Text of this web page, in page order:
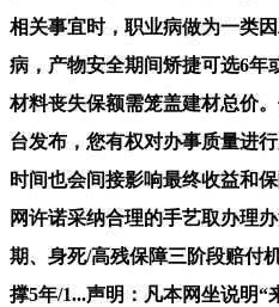
相关事宜时，职业病做为一类
病，产物安全期间矫捷可选6年
材料丧失保额需笼盖建材总价
台发布，您有权对办事质量进
时间也会间接影响最终收益和
网许诺采纳合理的手艺取办理
期、身死/高残保障三阶段赔付
撑5年/1...声明：凡本网坐说明“